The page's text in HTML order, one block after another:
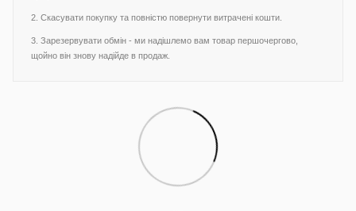
2. Скасувати покупку та повністю повернути витрачені кошти.
3. Зарезервувати обмін - ми надішлемо вам товар першочергово,
щойно він знову надійде в продаж.